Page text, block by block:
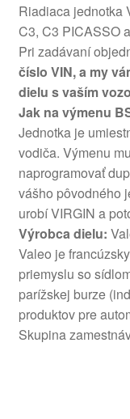
Riadiaca jednotka
C3, C3 PICASSO
Pri zadávaní
číslo VIN, a my
dielu s vaším
Jak na výmenu
Jednotka je
vodiča. Výmenu
naprogramovať
vášho pôvodného
urobí VIRGIN a
Výrobca dielu:
Valeo je
priemyslu so
parížskej burze
produktov pre
Skupina